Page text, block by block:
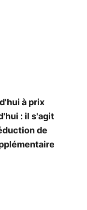
à prix
: il s'agit
de